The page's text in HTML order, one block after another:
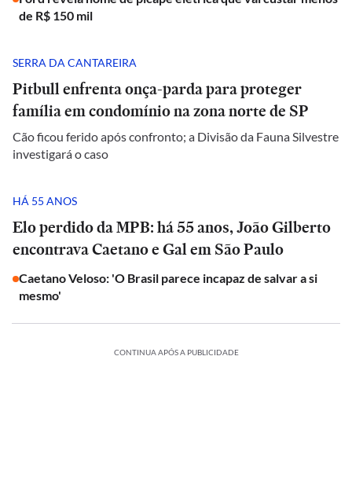
de R$ 150 mil
SERRA DA CANTAREIRA
Pitbull enfrenta onça-parda para proteger
família em condomínio na zona norte de SP
Cão ficou ferido após confronto; a Divisão da Fauna Silvestre
investigará o caso
HÁ 55 ANOS
Elo perdido da MPB: há 55 anos, João Gilberto
encontrava Caetano e Gal em São Paulo
Caetano Veloso: 'O Brasil parece incapaz de salvar a si
mesmo'
CONTINUA APÓS A PUBLICIDADE